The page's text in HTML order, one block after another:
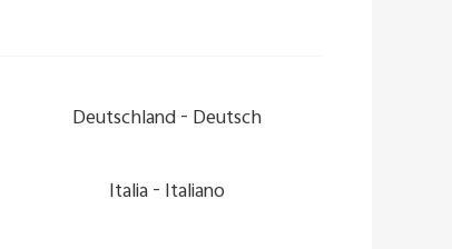
Deutschland - Deutsch
Italia - Italiano